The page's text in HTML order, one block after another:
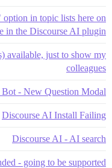
in topic lists here on
in the Discourse AI plugin?
available, just to show my
colleagues
- New Question Modal
Discourse AI Install Failing
Discourse AI - AI search
- going to be supported?